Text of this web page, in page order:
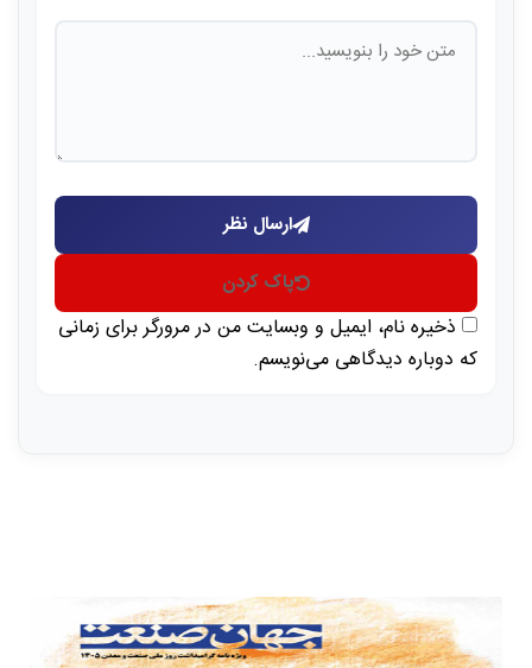
ارسال نظر
پاک کردن
ذخیره نام، ایمیل و وبسایت من در مرورگر برای زمانی
که دوباره دیدگاهی می‌نویسم.